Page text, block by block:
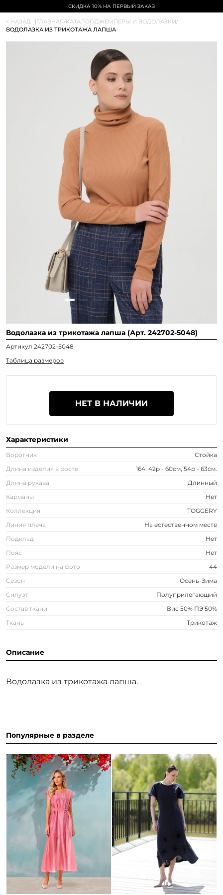
СКИДКА 10% НА ПЕРВЫЙ ЗАКАЗ
< НАЗАД |ГЛАВНАЯ/КАТАЛОГ/ДЖЕМПЕРЫ И ВОДОЛАЗКИ/
ВОДОЛАЗКА ИЗ ТРИКОТАЖА ЛАПША
Водолазка из трикотажа лапша (Арт. 242702-5048)
Артикул 242702-5048
Таблица размеров
НЕТ В НАЛИЧИИ
Характеристики
Воротник
Стойка
Длина изделия в росте
164: 42р - 60см, 54р - 63см.
Длина рукава
Длинный
Карманы
Нет
Коллекция
TOGGERY
Линия плеча
На естественном месте
Подклад
Нет
Пояс
Нет
Размер модели на фото
44
Сезон
Осень-Зима
Силуэт
Полуприлегающий
Состав ткани
Вис 50% ПЭ 50%
Ткань
Трикотаж
Описание
Водолазка из трикотажа лапша.
Популярные в разделе